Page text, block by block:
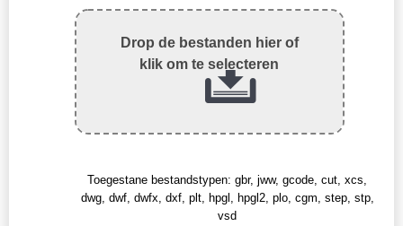
Drop de bestanden hier of
klik om te selecteren
Toegestane bestandstypen: gbr, jww, gcode, cut, xcs,
dwg, dwf, dwfx, dxf, plt, hpgl, hpgl2, plo, cgm, step, stp,
vsd